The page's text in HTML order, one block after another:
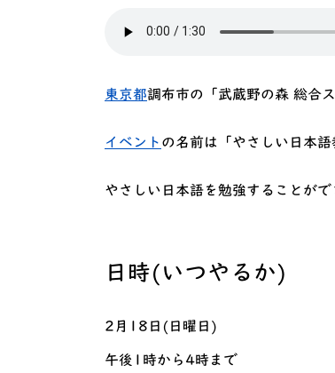
東京都調布市の「武蔵野の森 総合
イベント の名前は「やさしい日本語
やさしい日本語を勉強することがで
日時(いつやるか)
2月18日(日曜日)
午後1時から4時まで